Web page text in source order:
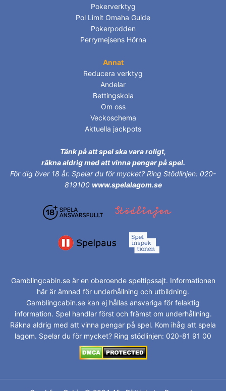
Pokerverktyg
Pol Limit Omaha Guide
Pokerpodden
Perrymejsens Hörna
Annat
Reducera verktyg
Andelar
Bettingskola
Om oss
Veckoschema
Aktuella jackpots
Tänk på att spel ska vara roligt,
räkna aldrig med att vinna pengar på spel.
För dig över 18 år. Spelar du för mycket? Ring Stödlinjen: 020-
819100 www.spelalagom.se
Gamblingcabin.se är en oberoende speltipssajt. Informationen
här är ämnad för underhållning och utbildning.
Gamblingcabin.se kan ej hållas ansvariga för felaktig
information. Spel handlar först och främst om underhållning.
Räkna aldrig med att vinna pengar på spel. Kom ihåg att spela
lagom. Spelar du för mycket? Ring stödlinjen: 020-81 91 00